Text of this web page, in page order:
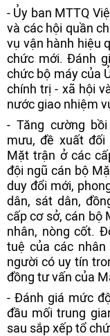
- Ủy ban MTTQ
và các hội quần
vụ vận hành hiệu
chức mới. Đánh
chức bộ máy của
chính trị - xã hội
nước giao nhiệm
- Tăng cường
mưu, đề xuất
Mặt trận ở các
đội ngũ cán bộ
duy đổi mới,
dân, sát dân,
cấp cơ sở, cán bộ
nhân, nòng cốt.
tuệ của các
người có uy tín
đồng tư vấn của
- Đánh giá mức
đầu mối trung
sau sắp xếp tổ